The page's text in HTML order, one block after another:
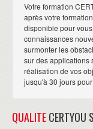
Votre formation
après votre
disponible pour
connaissances
surmonter les
sur des applications
réalisation de vos
jusqu'à 30 jours
QUALITECERTYOU